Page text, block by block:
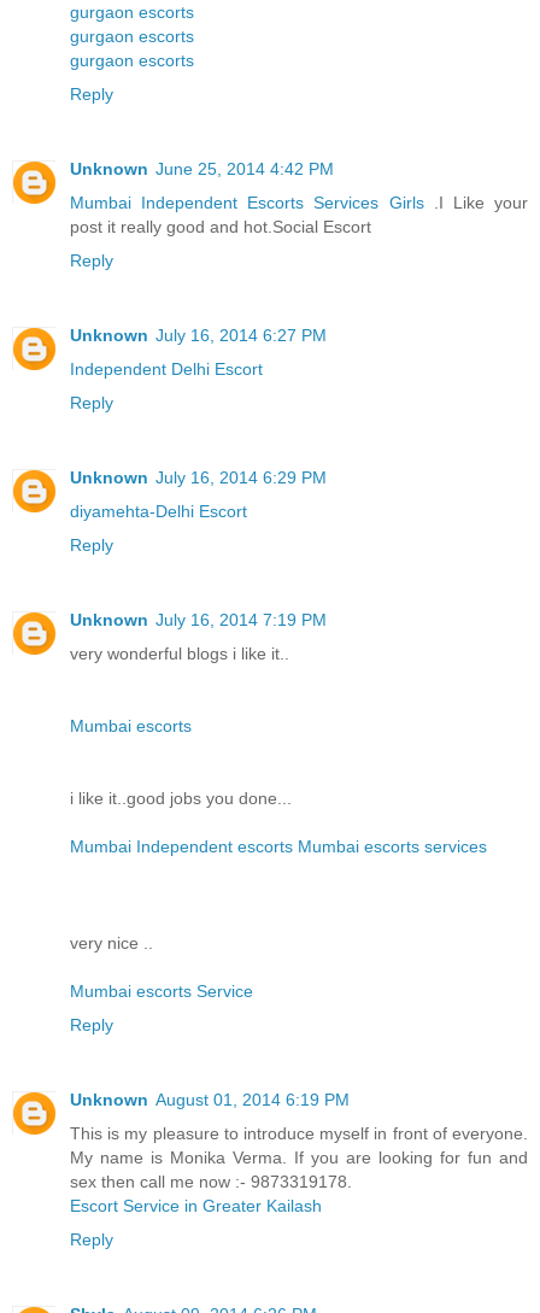
gurgaon escorts
gurgaon escorts
gurgaon escorts
Reply
Unknown June 25, 2014 4:42 PM
Mumbai Independent Escorts Services Girls.I Like your
post it really good and hot.Social Escort
Reply
Unknown July 16, 2014 6:27 PM
Independent Delhi Escort
Reply
Unknown July 16, 2014 6:29 PM
diyamehta-Delhi Escort
Reply
Unknown July 16, 2014 7:19 PM
very wonderful blogs i like it..
Mumbai escorts
i like it..good jobs you done...
Mumbai Independent escorts Mumbai escorts services
very nice ..
Mumbai escorts Service
Reply
Unknown August 01, 2014 6:19 PM
This is my pleasure to introduce myself in front of everyone.
My name is Monika Verma. If you are looking for fun and
sex then call me now :- 9873319178.
Escort Service in Greater Kailash
Reply